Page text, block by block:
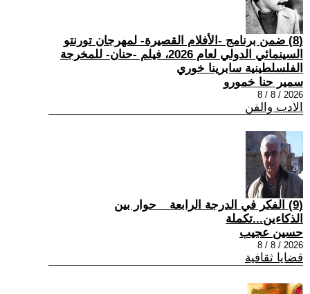
(8) ضمن برنامج -الأفلام القصيرة- لمهرجان تورنتو
السينمائي الدولي لعام 2026، فيلم -حنان- للمخرجة
الفلسلطينية سابرينا خوري
سمير حنا خمورو
2026 / 8 / 8
الادب والفن
(9) الفكر في الدرجة الرابعة _ حوار بين
الذكاءين...تكملة
حسين عجيب
2026 / 8 / 8
قضايا ثقافية